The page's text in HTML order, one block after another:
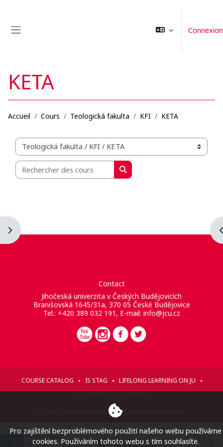
Connexion
Ouvrir le tiroir des blocs
KETA
Accueil Cours Teologická fakulta KFI KETA
Catégories de cours
Rechercher des cours
Rechercher des cours
Contact
Jihočeská univerzita v Českých Budějovicích
Branišovská 1645/31a, 370 05 České Budějovice
Tel.: +420 389 032 191, E-mail: info@jcu.cz
COURSE CATALOG IS STAG
LIFELONG LEARNING ON JU
© 2026 Jihočeská univerzita v Českých Budějovicích
Pro zajištění bezproblémového použití našeho webu používáme
cookies. Používáním tohoto webu s tím souhlasíte.